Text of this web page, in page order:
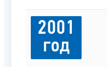
2001
год